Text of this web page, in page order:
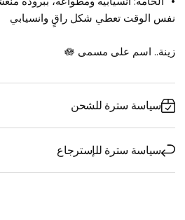
نفس الوقت تعطي شكل راقٍ وانسيابي
زينة.. اسم على مسمى 🪷
سياسة سترة للشحن
سياسة سترة للإسترجاع